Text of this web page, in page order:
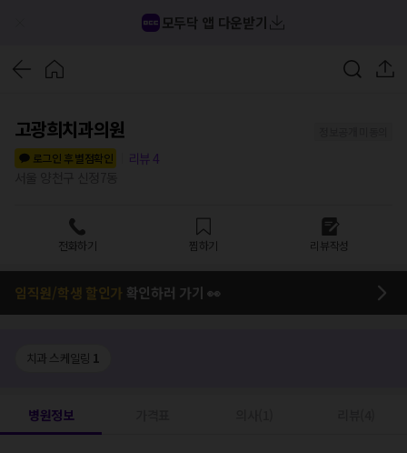
모두닥 앱 다운받기
고광희치과의원
로그인 후 별점확인
리뷰 4
전화하기 찜하기 리뷰작성
임직원/학생 할인가 확인하러 가기 👀
치과 스케일링 1
병원정보